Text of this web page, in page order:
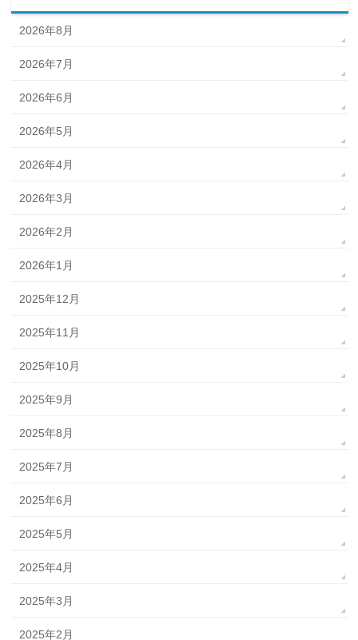
2026年8月
2026年7月
2026年6月
2026年5月
2026年4月
2026年3月
2026年2月
2026年1月
2025年12月
2025年11月
2025年10月
2025年9月
2025年8月
2025年7月
2025年6月
2025年5月
2025年4月
2025年3月
2025年2月